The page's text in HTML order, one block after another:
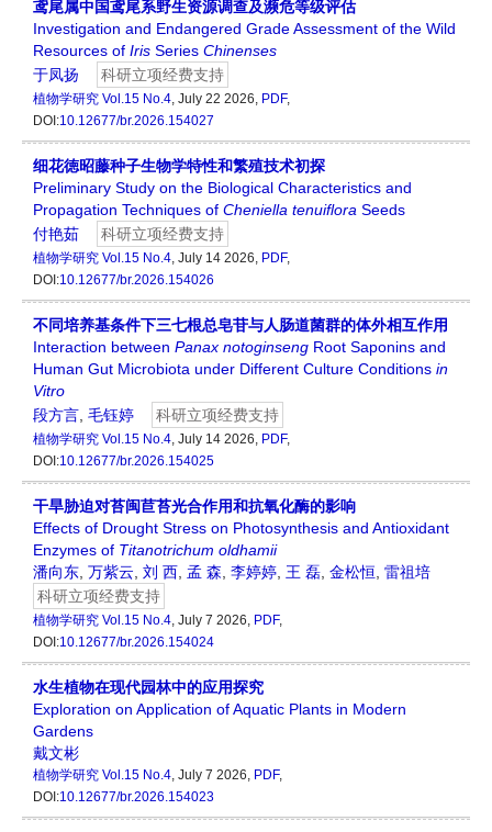
鸢尾属中国鸢尾系野生资源调查及濒危等级评估
Investigation and Endangered Grade Assessment of the Wild
Resources of Iris Series Chinenses
于凤扬
科研立项经费支持
植物学研究 Vol.15 No.4, July 22 2026, PDF,
DOI:10.12677/br.2026.154027
细花徳昭藤种子生物学特性和繁殖技术初探
Preliminary Study on the Biological Characteristics and
Propagation Techniques of Cheniella tenuiflora Seeds
付艳茹
科研立项经费支持
植物学研究 Vol.15 No.4, July 14 2026, PDF,
DOI:10.12677/br.2026.154026
不同培养基条件下三七根总皂苷与人肠道菌群的体外相互作用
Interaction between Panax notoginseng Root Saponins and
Human Gut Microbiota under Different Culture Conditions in
Vitro
段方言 毛钰婷 科研立项经费支持
植物学研究 Vol.15 No.4, July 14 2026, PDF,
DOI:10.12677/br.2026.154025
干旱胁迫对苔闽苣苔光合作用和抗氧化酶的影响
Effects of Drought Stress on Photosynthesis and Antioxidant
Enzymes of Titanotrichum oldhamii
潘向东 万紫云 刘 西 孟 森 李婷婷 王 磊 金松恒 雷祖培
科研立项经费支持
植物学研究 Vol.15 No.4, July 7 2026, PDF,
DOI:10.12677/br.2026.154024
水生植物在现代园林中的应用探究
Exploration on Application of Aquatic Plants in Modern
Gardens
戴文彬
植物学研究 Vol.15 No.4, July 7 2026, PDF,
DOI:10.12677/br.2026.154023